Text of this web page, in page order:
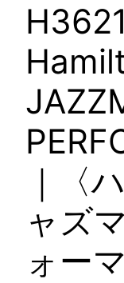
｜〈
ャズ
ォー